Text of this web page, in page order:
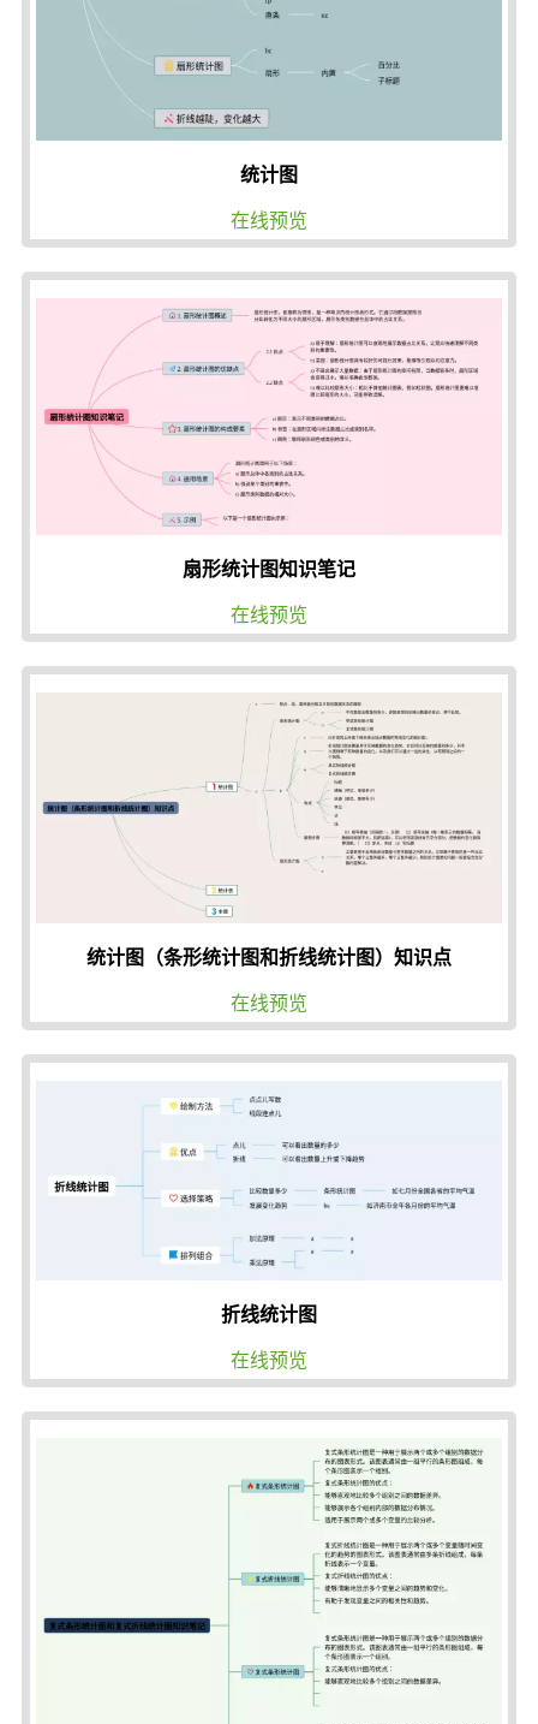
统计图
在线预览
扇形统计图知识笔记
在线预览
统计图（条形统计图和折线统计图）知识点
在线预览
折线统计图
在线预览